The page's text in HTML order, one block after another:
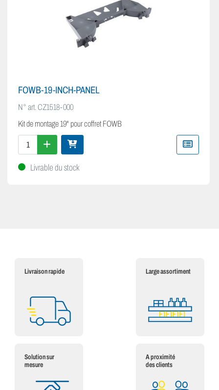
FOWB-19-INCH-PANEL
N° art.CZ1518-000
Kit de montage 19" pour coffret FOWB
Livrable du stock
Livraison rapide Large assortiment
Solution sur
mesure
A proximité
des clients